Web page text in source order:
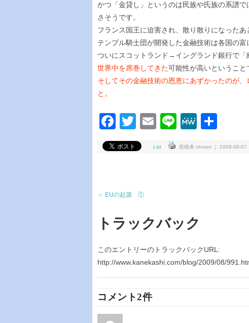
かつ「金貸し」というのは民族や氏族の系譜
さそうです。
フランス国王に迫害され、散り散りになったあ
テンプル騎士団が開発した金融技術は各国の富
ついにスコットランド→イングランド銀行で「
世界中を席巻してきた可能性が高いということ
そしてその金融技術の恩恵にあずかったのが
と。
Facebook
Twitter
EmailLineMeWe
List 投稿者 ohmori ｜ 2009-08-07
＜ EUの起源 ①
トラックバック
このエントリーのトラックバックURL:
http://www.kanekashi.com/blog/2009/08/
コメント2件